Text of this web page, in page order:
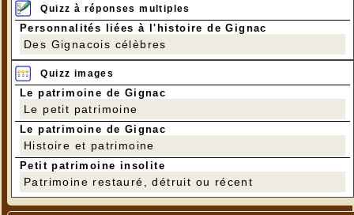
Quizz à réponses multiples
Personnalités liées à l'histoire de Gignac
Des Gignacois célèbres
Quizz images
Le patrimoine de Gignac
Le petit patrimoine
Le patrimoine de Gignac
Histoire et patrimoine
Petit patrimoine insolite
Patrimoine restauré, détruit ou récent